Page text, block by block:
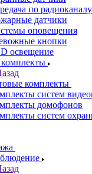
по радиоканалу
датчики
оповещения
кнопки
освещение
комплекты
систем
домофонов
систем